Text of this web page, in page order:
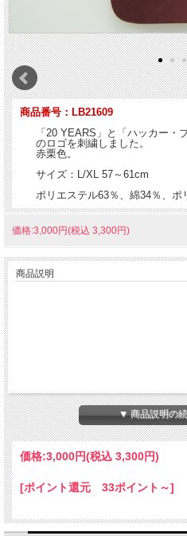
商品番号：LB21609
「20 YEARS」と「ハッカー・
のロゴを刺繍しました。
赤栗色。
サイズ：L/XL 57～61cm
ポリエステル63％、綿34％、ポ
価格:3,000円(税込 3,300円)
商品説明
▼ 商品説明の
価格:3,000円(税込 3,300円)
[ポイント還元 33ポイント～]